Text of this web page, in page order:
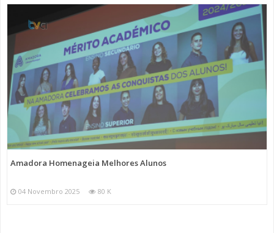
Amadora Homenageia Melhores Alunos
04 Novembro 2025 80 K